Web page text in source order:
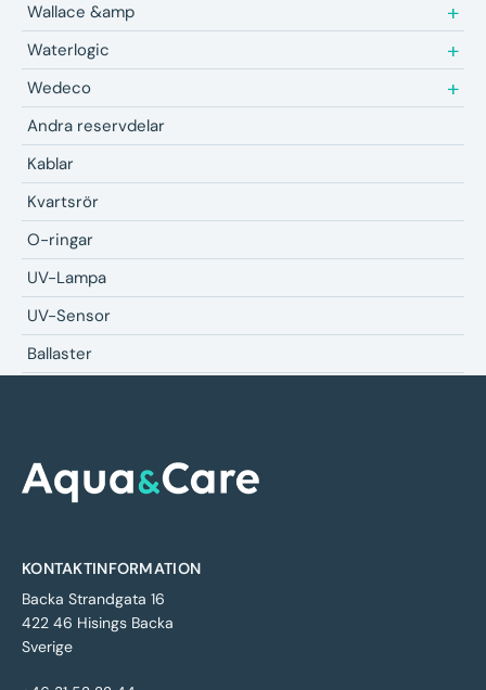
Andra reservdelar
Kablar
Kvartsrör
O-ringar
UV-Lampa
UV-Sensor
Ballaster
Wallace &amp
Waterlogic
Wedeco
KONTAKTINFORMATION
Backa Strandgata 16
422 46 Hisings Backa
Sverige